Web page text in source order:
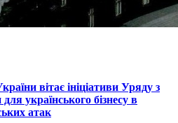
вітає ініціативи Уряду з
українського бізнесу в
атак